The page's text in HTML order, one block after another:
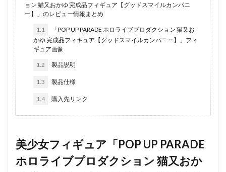
ョン 猫又おかゆ 完成品フィギュア【グッドスマイルカンパニ
ー】」のレビュー情報まとめ
1.1
「POP UP PARADE ホロライブプロダクション 猫又お
かゆ 完成品フィギュア【グッドスマイルカンパニー】」フィ
ギュア画像
1.2 製品説明
1.3 製品仕様
1.4 購入先リンク
美少女フィギュア「POP UP PARADE
ホロライブプロダクション 猫又おか